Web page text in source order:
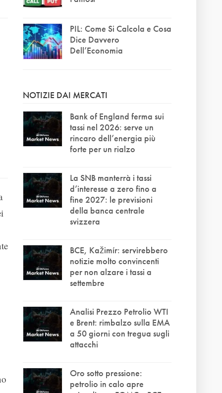
PIL: Come Si Calcola e Cosa
Dice Davvero
Dell’Economia
NOTIZIE DAI MERCATI
Bank of England ferma sui
tassi nel 2026: serve un
rincaro dell’energia più
forte per un rialzo
La SNB manterrà i tassi
d’interesse a zero fino a
fine 2027: le previsioni
della banca centrale
svizzera
BCE, Kažimír: servirebbero
notizie molto convincenti
per non alzare i tassi a
settembre
Analisi Prezzo Petrolio WTI
e Brent: rimbalzo sulla EMA
a 50 giorni con tregua sugli
attacchi
Oro sotto pressione:
petrolio in calo apre